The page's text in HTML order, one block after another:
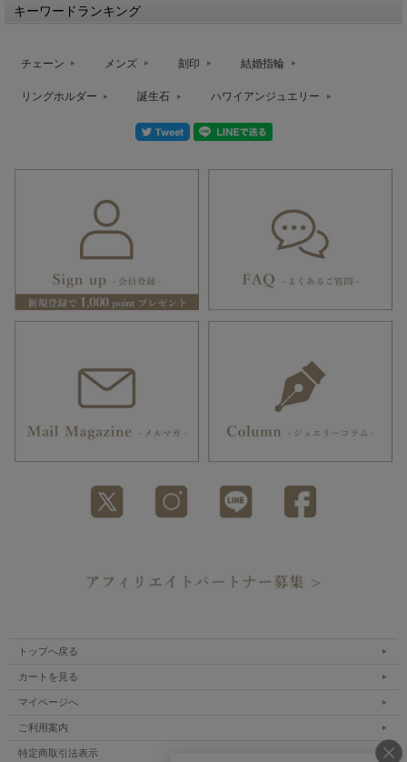
キーワードランキング
チェーン メンズ 刻印 結婚指輪
リングホルダー 誕生石 ハワイアンジュエリー
トップへ戻る
カートを見る
マイページへ
ご利用案内
特定商取引法表示